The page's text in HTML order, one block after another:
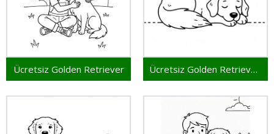
Ücretsiz Golden Retriever Ücretsiz Golden Retriever Yazdırılabilir